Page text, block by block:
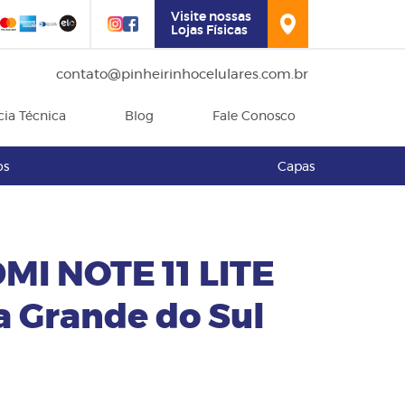
Visite nossas
Lojas Físicas
contato@pinheirinhocelulares.com.br
Técnica Blog Fale Conosco
Capas
NOTE 11 LITE
do Sul